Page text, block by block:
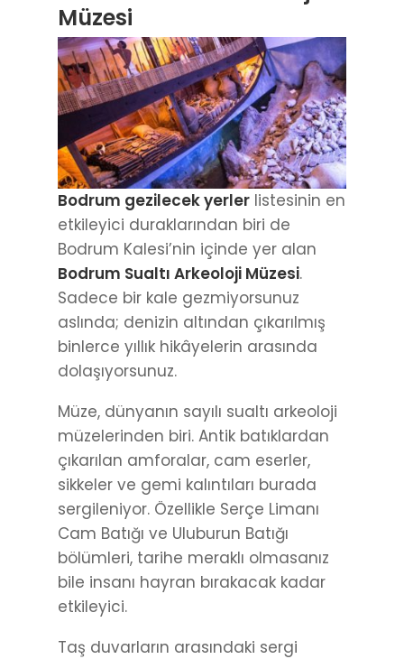
Müzesi
Bodrum gezilecek yerler listesinin en
etkileyici duraklarından biri de
Bodrum Kalesi’nin içinde yer alan
Bodrum Sualtı Arkeoloji Müzesi.
Sadece bir kale gezmiyorsunuz
aslında; denizin altından çıkarılmış
binlerce yıllık hikâyelerin arasında
dolaşıyorsunuz.
Müze, dünyanın sayılı sualtı arkeoloji
müzelerinden biri. Antik batıklardan
çıkarılan amforalar, cam eserler,
sikkeler ve gemi kalıntıları burada
sergileniyor. Özellikle Serçe Limanı
Cam Batığı ve Uluburun Batığı
bölümleri, tarihe meraklı olmasanız
bile insanı hayran bırakacak kadar
etkileyici.
Taş duvarların arasındaki sergi